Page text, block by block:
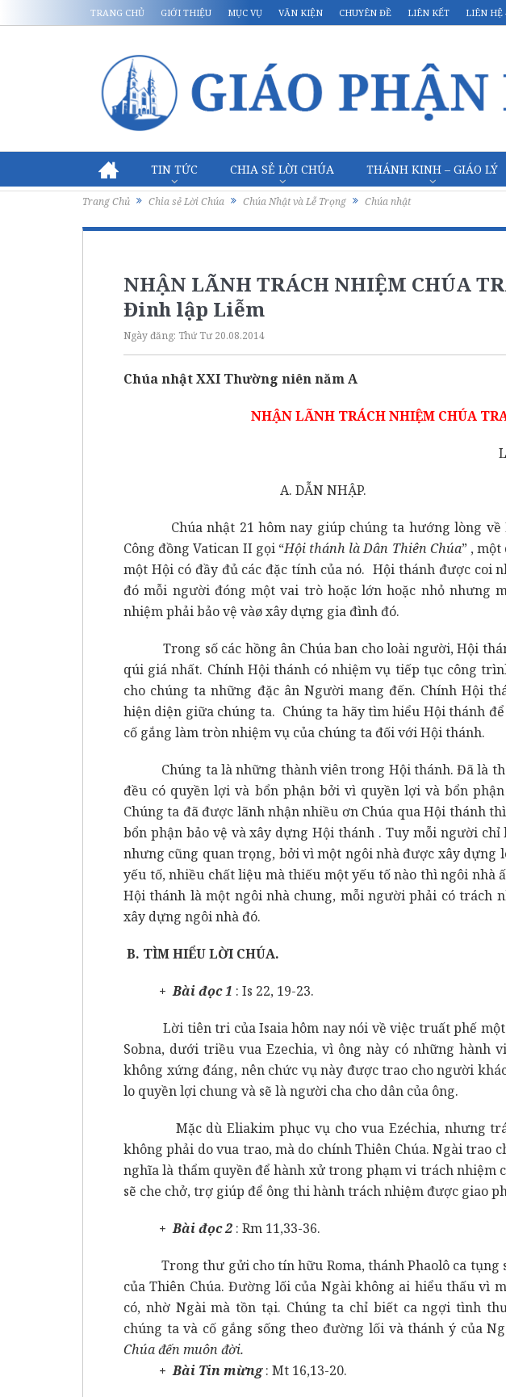
TRANG CHỦ GIỚI THIỆU MỤC VỤ VĂN KIỆN CHUYÊN ĐỀ LIÊN KẾT LIÊN HỆ
TIN TỨC CHIA SẺ LỜI CHÚA THÁNH KINH – GIÁO LÝ
Trang Chủ Chia sẻ Lời Chúa Chúa Nhật và Lễ Trọng Chúa nhật
NHẬN LÃNH TRÁCH NHIỆM CHÚA
Đinh lập Liễm
Ngày đăng: Thứ Tư 20.08.2014
Chúa nhật XXI Thường niên năm A
NHẬN LÃNH TRÁCH NHIỆM CHÚA
A. DẪN NHẬP.
Chúa nhật 21 hôm nay giúp chúng ta hướng lòng về
Công đồng Vatican II gọi “Hội thánh là Dân Thiên Chúa” ,
một Hội có đầy đủ các đặc tính của nó. Hội thánh được coi
đó mỗi người đóng một vai trò hoặc lớn hoặc nhỏ nhưng
nhiệm phải bảo vệ vàø xây dựng gia đình đó.
Trong số các hồng ân Chúa ban cho loài người, Hội
qúi giá nhất. Chính Hội thánh có nhiệm vụ tiếp tục công
cho chúng ta những đặc ân Người mang đến. Chính Hội
hiện diện giữa chúng ta. Chúng ta hãy tìm hiểu Hội thánh
cố gắng làm tròn nhiệm vụ của chúng ta đối với Hội thánh.
Chúng ta là những thành viên trong Hội thánh. Đã là
đều có quyền lợi và bổn phận bởi vì quyền lợi và bổn
Chúng ta đã được lãnh nhận nhiều ơn Chúa qua Hội thánh
bổn phận bảo vệ và xây dựng Hội thánh . Tuy mỗi người
nhưng cũng quan trọng, bởi vì một ngôi nhà được xây dựng
yếu tố, nhiều chất liệu mà thiếu một yếu tố nào thì ngôi nhà
Hội thánh là một ngôi nhà chung, mỗi người phải có trách
xây dựng ngôi nhà đó.
B. TÌM HIỂU LỜI CHÚA.
+ Bài đọc 1 : Is 22, 19-23.
Lời tiên tri của Isaia hôm nay nói về việc truất phế một
Sobna, dưới triều vua Ezechia, vì ông này có những hành
không xứng đáng, nên chức vụ này được trao cho người
lo quyền lợi chung và sẽ là người cha cho dân của ông.
Mặc dù Eliakim phục vụ cho vua Ezéchia, nhưng
không phải do vua trao, mà do chính Thiên Chúa. Ngài trao
nghĩa là thẩm quyền để hành xử trong phạm vi trách nhiệm
sẽ che chở, trợ giúp để ông thi hành trách nhiệm được giao
+ Bài đọc 2 : Rm 11,33-36.
Trong thư gửi cho tín hữu Roma, thánh Phaolô ca tụng
của Thiên Chúa. Đường lối của Ngài không ai hiểu thấu vì
có, nhờ Ngài mà tồn tại. Chúng ta chỉ biết ca ngợi tình
chúng ta và cố gắng sống theo đường lối và thánh ý của
Chúa đến muôn đời.
+ Bài Tin mừng: Mt 16,13-20.